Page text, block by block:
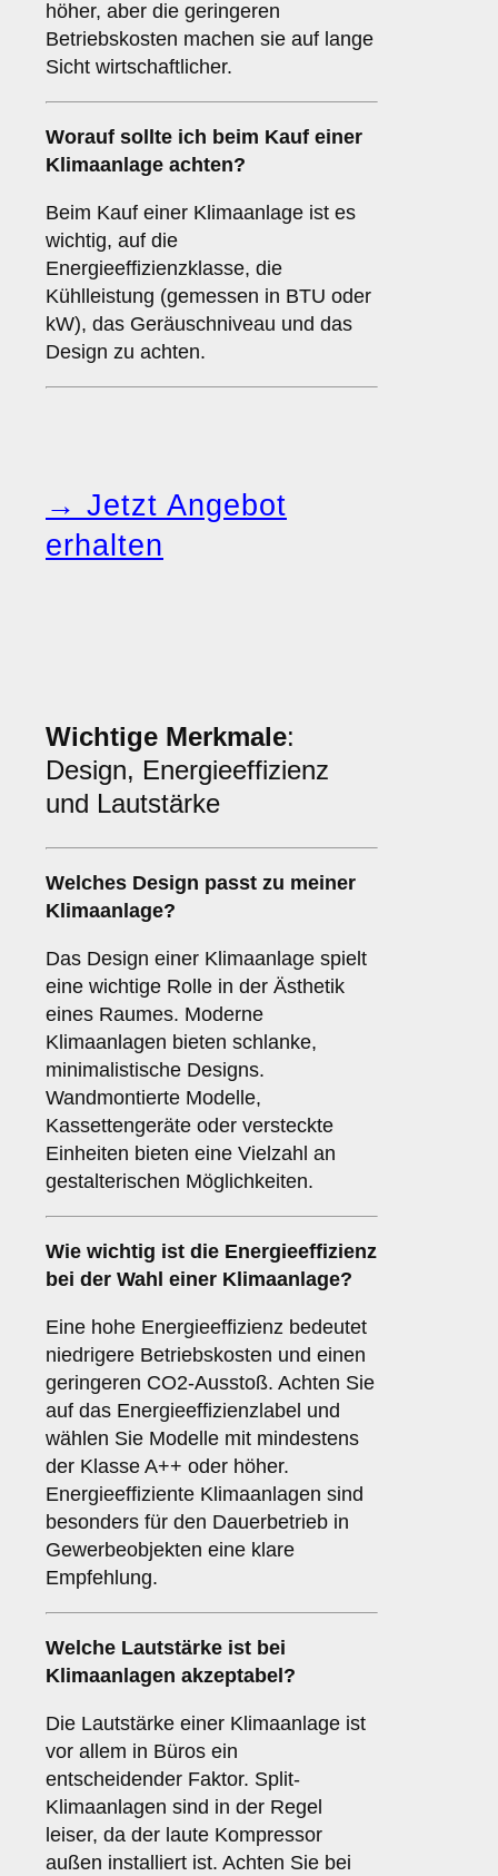
höher, aber die geringeren
Betriebskosten machen sie auf lange
Sicht wirtschaftlicher.
Worauf sollte ich beim Kauf einer
Klimaanlage achten?
Beim Kauf einer Klimaanlage ist es
wichtig, auf die
Energieeffizienzklasse, die
Kühlleistung (gemessen in BTU oder
kW), das Geräuschniveau und das
Design zu achten.
→ Jetzt Angebot
erhalten
Wichtige Merkmale:
Design, Energieeffizienz
und Lautstärke
Welches Design passt zu meiner
Klimaanlage?
Das Design einer Klimaanlage spielt
eine wichtige Rolle in der Ästhetik
eines Raumes. Moderne
Klimaanlagen bieten schlanke,
minimalistische Designs.
Wandmontierte Modelle,
Kassettengeräte oder versteckte
Einheiten bieten eine Vielzahl an
gestalterischen Möglichkeiten.
Wie wichtig ist die Energieeffizienz
bei der Wahl einer Klimaanlage?
Eine hohe Energieeffizienz bedeutet
niedrigere Betriebskosten und einen
geringeren CO2-Ausstoß. Achten Sie
auf das Energieeffizienzlabel und
wählen Sie Modelle mit mindestens
der Klasse A++ oder höher.
Energieeffiziente Klimaanlagen sind
besonders für den Dauerbetrieb in
Gewerbeobjekten eine klare
Empfehlung.
Welche Lautstärke ist bei
Klimaanlagen akzeptabel?
Die Lautstärke einer Klimaanlage ist
vor allem in Büros ein
entscheidender Faktor. Split-
Klimaanlagen sind in der Regel
leiser, da der laute Kompressor
außen installiert ist. Achten Sie bei